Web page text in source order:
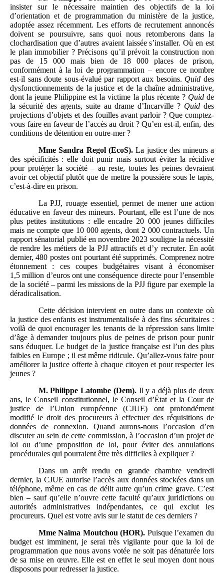
insister sur le nécessaire maintien des objectifs de la loi
d’orientation et de programmation du ministère de la justice,
adoptée assez récemment. Les efforts de recrutement annoncés
doivent se poursuivre, sans quoi nous retomberons dans la
clochardisation que d’autres avaient laissée s’installer. Où en est
le plan immobilier ? Précisons qu’il prévoit la construction non
pas de 15 000 mais bien de 18 000 places de prison,
conformément à la loi de programmation – encore ce nombre
est-il sans doute sous-évalué par rapport aux besoins. Quid des
dysfonctionnements de la justice et de la chaîne administrative,
dont la jeune Philippine est la victime la plus récente ? Quidde
la sécurité des agents, suite au drame d’Incarville ? Quid des
projections d’objets et des fouilles avant parloir ? Que comptez-
vous faire en faveur de l’accès au droit ? Qu’en est-il, enfin, des
conditions de détention en outre-mer ?
Mme Sandra Regol (EcoS).La justice des mineurs a
des spécificités : elle doit punir mais surtout éviter la récidive
pour protéger la société – au reste, toutes les peines devraient
avoir cet objectif plutôt que de mettre la poussière sous le tapis,
c’est-à-dire en prison.
La PJJ, rouage essentiel, permet de mener une action
éducative en faveur des mineurs. Pourtant, elle est l’une de nos
plus petites institutions : elle encadre 20 000 jeunes difficiles
mais ne compte que 10 000 agents, dont 2 000 contractuels. Un
rapport sénatorial publié en novembre 2023 souligne la nécessité
de rendre les métiers de la PJJ attractifs et d’y recruter. En août
dernier, 480 postes ont pourtant été supprimés. Comprenez notre
étonnement : ces coupes budgétaires visant à économiser
1,5 million d’euros ont une conséquence directe pour l’ensemble
de la société – parmi les missions de la PJJ figure par exemple la
déradicalisation.
Cette décision intervient en outre dans un contexte où
la justice des enfants est instrumentalisée à des fins sécuritaires :
voilà de quoi encourager les tenants de la répression sans limite
d’âge à demander toujours plus de peines de prison pour punir
sans éduquer. Le budget de la justice française est l’un des plus
faibles en Europe ; il est même ridicule. Qu’allez-vous faire pour
améliorer la justice offerte à chaque citoyen et pour respecter les
jeunes ?
M. Philippe Latombe (Dem).Il y a déjà plus de deux
ans, le Conseil constitutionnel, le Conseil d’État et la Cour de
justice de l’Union européenne (CJUE) ont profondément
modifié le droit des procureurs à effectuer des réquisitions de
données de connexion. Quand aurons-nous l’occasion d’en
discuter au sein de cette commission, à l’occasion d’un projet de
loi ou d’une proposition de loi, pour éviter des annulations
procédurales qui pourraient être très difficiles à expliquer ?
Dans un arrêt rendu en grande chambre vendredi
dernier, la CJUE autorise l’accès aux données stockées dans un
téléphone, même en cas de délit autre qu’un crime grave. C’est
bien – sauf qu’elle n’ouvre cette faculté qu’aux juridictions ou
autorités administratives indépendantes, ce qui exclut les
procureurs. Quel est votre avis sur le statut de ces derniers ?
Mme Naïma Moutchou (HOR). Puisque l’examen du
budget est imminent, je serai très vigilante pour que la loi de
programmation que nous avons votée ne soit pas dénaturée lors
de sa mise en œuvre. Elle est en effet le seul moyen dont nous
disposons pour redresser la justice.